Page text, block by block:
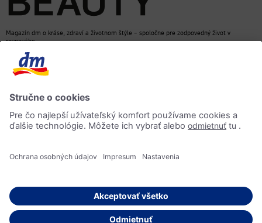
Magazín dm o kráse, zdraví a životnom štýle – spoločne pre zodpovedný život v
rovnováhe
© 2026 dm drogerie markt, spol. s r.o.